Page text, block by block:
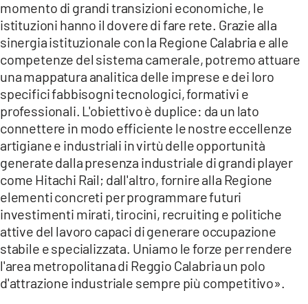
momento di grandi transizioni economiche, le
istituzioni hanno il dovere di fare rete. Grazie alla
sinergia istituzionale con la Regione Calabria e alle
competenze del sistema camerale, potremo attuare
una mappatura analitica delle imprese e dei loro
specifici fabbisogni tecnologici, formativi e
professionali. L'obiettivo è duplice: da un lato
connettere in modo efficiente le nostre eccellenze
artigiane e industriali in virtù delle opportunità
generate dalla presenza industriale di grandi player
come Hitachi Rail; dall'altro, fornire alla Regione
elementi concreti per programmare futuri
investimenti mirati, tirocini, recruiting e politiche
attive del lavoro capaci di generare occupazione
stabile e specializzata. Uniamo le forze per rendere
l'area metropolitana di Reggio Calabria un polo
d'attrazione industriale sempre più competitivo».